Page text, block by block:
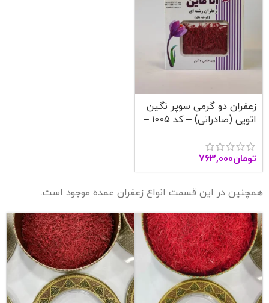
زعفران دو گرمی سوپر نگین
اتویی (صادراتی) – کد 1005 –
تومان763,000
همچنین در این قسمت انواع زعفران عمده موجود است.